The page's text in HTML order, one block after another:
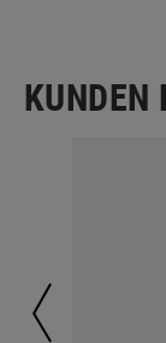
KUNDEN